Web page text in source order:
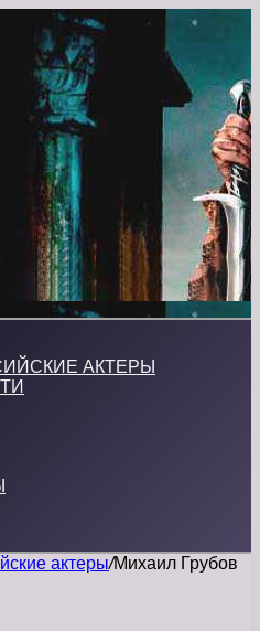
АКТЕРЫ
актеры/Михаил Грубов